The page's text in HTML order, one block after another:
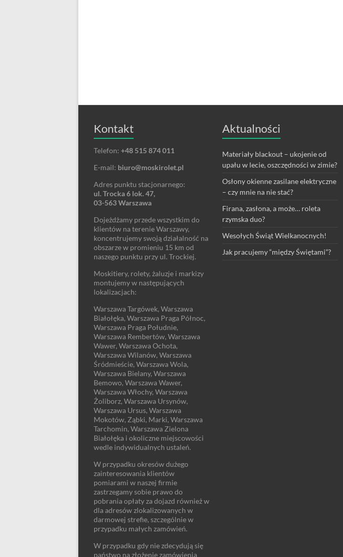
Kontakt
Telefon: +48 515 874 011
E-mail: biuro@moskirolet.pl
Adres punktu stacjonarnego:
ul. Trocka 6 lok. 47,
03-563 Warszawa
Dojeżdżamy przede wszystkim do
klientów na terenie Warszawy,
koncentrujemy swoją działalność na
obszarze w promieniu 15 km od
naszego punktu przy ul. Trockiej.
Moskitiery, rolety, żaluzje i markizy
montujemy w następujących
lokalizacjach:
Warszawa Targówek, Warszawa
Białołęka, Warszawa Praga Północ,
Warszawa Praga Południe,
Warszawa Rembertów, Warszawa
Wawer, Warszawa Ochota,
Warszawa Wilanów, Warszawa
Śródmieście, Warszawa Wola,
Warszawa Bielany, Warszawa
Bemowo, Warszawa Wawer,
Warszawa Włochy, Warszawa
Żoliborz, Warszawa Ursynów,
Warszawa Ursus, Warszawa
Mokotów, Ząbki, Marki, Warszawa
Tarchomin, Warszawa Zielona
Białołęka i okoliczne miejscowości
wedle indywidualnych ustaleń.
W przypadku okresów dużego
zainteresowania klientów
pomiarami w naszej firmie
zastrzegamy sobie prawo do
pobrania opłaty za dojazd również w
dla adresów zlokalizowanych w
darmowej strefie, szczególnie w
przypadku małych zamówień.
W przypadku gdy nie zdecydują się
państwo na złożenie zamówienia
Aktualności
Materiały blackout – ukojenie od
upału w lecie, oszczędności w zimie?
Osłony okienne zasilane elektryczne
– czy mnie na nie stać?
Firana, zasłona, a może… roleta
rzymska duo?
Wesołych Świąt Wielkanocnych!
Jak pracujemy “między Świętami”?